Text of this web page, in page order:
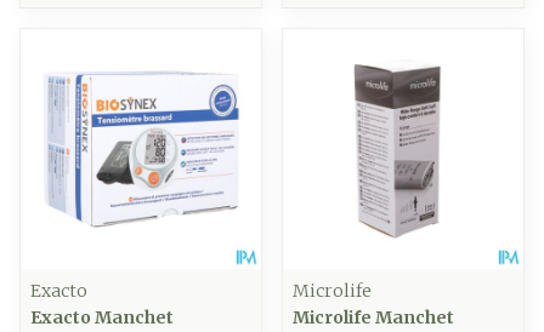
Exacto
Exacto Manchet
Microlife
Microlife Manchet